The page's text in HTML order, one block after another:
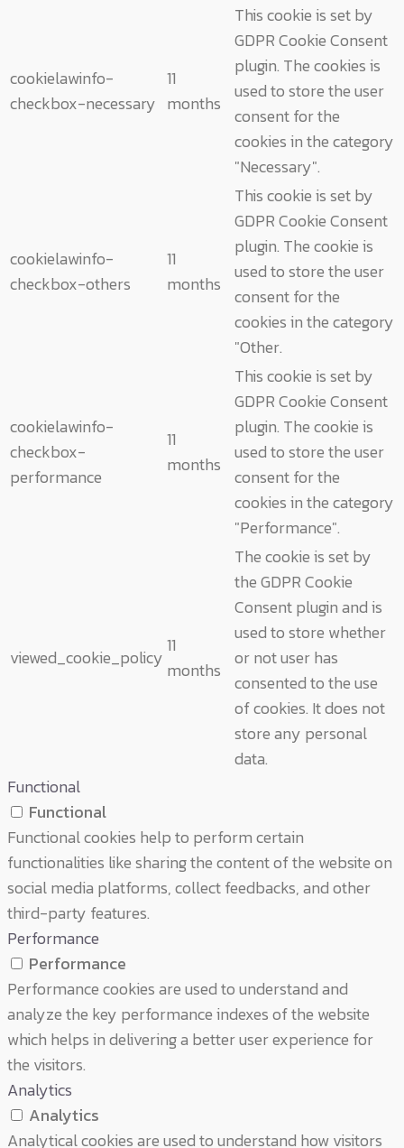
cookielawinfo-
checkbox-necessary
11
months
This cookie is set by
GDPR Cookie Consent
plugin. The cookies is
used to store the user
consent for the
cookies in the category
"Necessary".
cookielawinfo-
checkbox-others
11
months
This cookie is set by
GDPR Cookie Consent
plugin. The cookie is
used to store the user
consent for the
cookies in the category
"Other.
cookielawinfo-
checkbox-
performance
11
months
This cookie is set by
GDPR Cookie Consent
plugin. The cookie is
used to store the user
consent for the
cookies in the category
"Performance".
viewed_cookie_policy
11
months
The cookie is set by
the GDPR Cookie
Consent plugin and is
used to store whether
or not user has
consented to the use
of cookies. It does not
store any personal
data.
Functional
Functional
Functional cookies help to perform certain
functionalities like sharing the content of the website on
social media platforms, collect feedbacks, and other
third-party features.
Performance
Performance
Performance cookies are used to understand and
analyze the key performance indexes of the website
which helps in delivering a better user experience for
the visitors.
Analytics
Analytics
Analytical cookies are used to understand how visitors